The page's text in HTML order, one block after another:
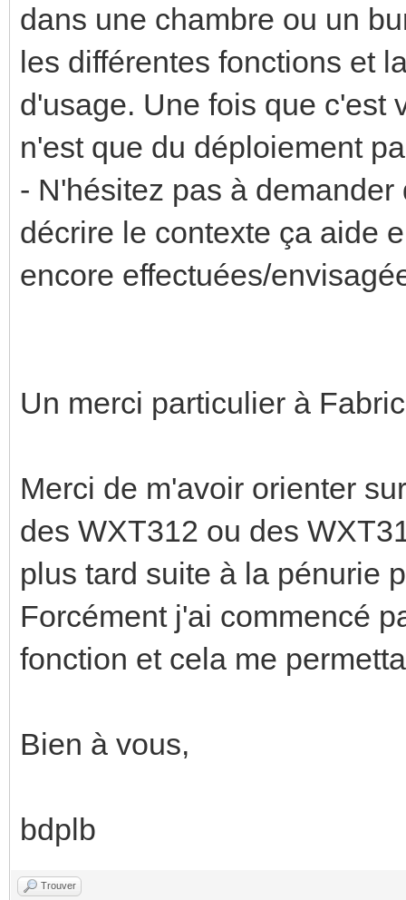
dans une chambre ou un
les différentes fonctions et
d'usage. Une fois que c'est
n'est que du déploiement
- N'hésitez pas à
décrire le contexte ça aide
encore effectuées/
Un merci particulier à
Merci de m'avoir orienter
des WXT312 ou des
plus tard suite à la pénurie
Forcément j'ai commencé
fonction et cela me
Bien à vous,
bdplb
Trouver